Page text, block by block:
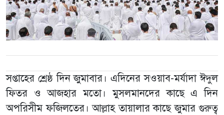
সপ্তাহের শ্রেষ্ঠ দিন জুমাবার। এদিনের সওয়াব-মর্যাদা ঈদুল
ফিতর ও আজহার মতো। মুসলমানদের কাছে এ দিন
অপরিসীম ফজিলতের। আল্লাহ তায়ালার কাছে জুমার গুরুত্ব